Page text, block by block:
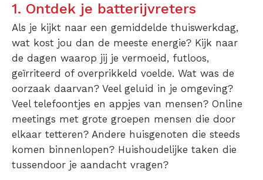
1. Ontdek je batterijvreters
Als je kijkt naar een gemiddelde thuiswerkdag,
wat kost jou dan de meeste energie? Kijk naar
de dagen waarop jij je vermoeid, futloos,
geïrriteerd of overprikkeld voelde. Wat was de
oorzaak daarvan? Veel geluid in je omgeving?
Veel telefoontjes en appjes van mensen? Online
meetings met grote groepen mensen die door
elkaar tetteren? Andere huisgenoten die steeds
komen binnenlopen? Huishoudelijke taken die
tussendoor je aandacht vragen?